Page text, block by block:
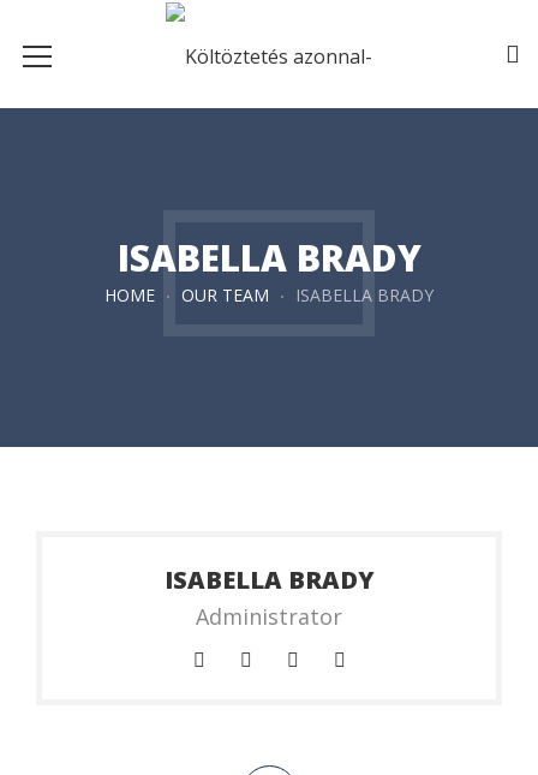
ISABELLA BRADY
HOME OUR TEAM ISABELLA BRADY
ISABELLA BRADY
Administrator